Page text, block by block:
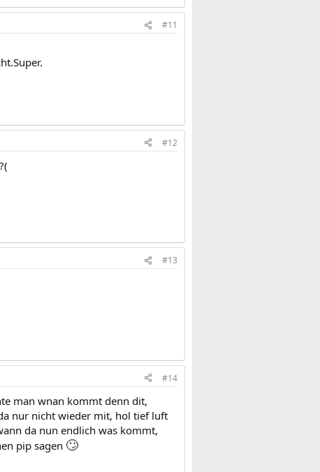
#11
#12
#13
#14
man wnan kommt denn dit,
nur nicht wieder mit, hol tief luft
da nun endlich was kommt,
pip sagen 🙄